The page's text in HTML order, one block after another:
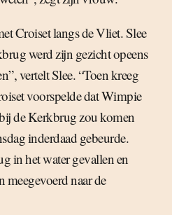
Croiset langs de Vliet. Slee
werd zijn gezicht opeens
vertelt Slee. “Toen kreeg
voorspelde dat Wimpie
de Kerkbrug zou komen
inderdaad gebeurde.
in het water gevallen en
meegevoerd naar de